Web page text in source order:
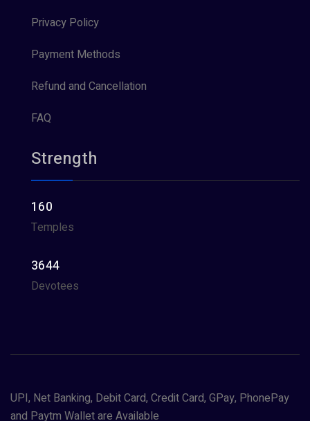
Privacy Policy
Payment Methods
Refund and Cancellation
FAQ
Strength
160
Temples
3644
Devotees
UPI, Net Banking, Debit Card, Credit Card, GPay, PhonePay
and Paytm Wallet are Available